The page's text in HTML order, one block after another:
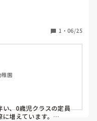
りと退園する子がお
大きいので確保したい
1 ・ 06/25
稚園
い、0歳児クラスの定員
増えています。